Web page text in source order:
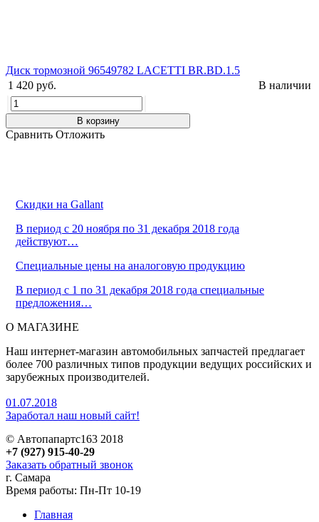
Диск тормозной 96549782 LACETTI BR.BD.1.5
1 420 руб.
В наличии
В корзину
Сравнить Отложить
Скидки на Gallant
В период с 20 ноября по 31 декабря 2018 года
действуют…
Cпециальные цены на аналоговую продукцию
В период с 1 по 31 декабря 2018 года специальные
предложения…
О МАГАЗИНЕ
Наш интернет-магазин автомобильных запчастей предлагает
более 700 различных типов продукции ведущих российских и
зарубежных производителей.
01.07.2018
Заработал наш новый сайт!
© Автопапартс163 2018
+7 (927) 915-40-29
Заказать обратный звонок
г. Самара
Время работы: Пн-Пт 10-19
Главная